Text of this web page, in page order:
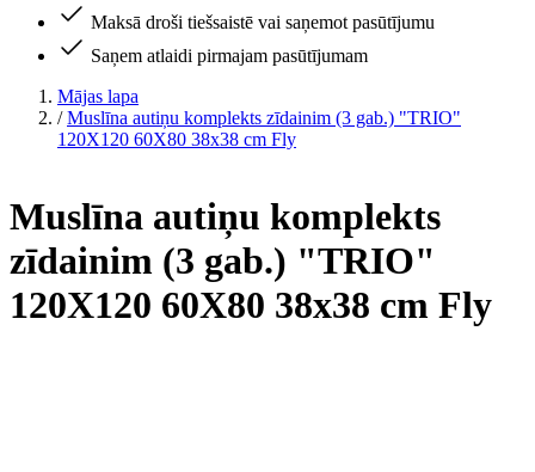
Maksā droši tiešsaistē vai saņemot pasūtījumu
Saņem atlaidi pirmajam pasūtījumam
Mājas lapa
/ Muslīna autiņu komplekts zīdainim (3 gab.) "TRIO"
120X120 60X80 38x38 cm Fly
Muslīna autiņu komplekts
zīdainim (3 gab.) "TRIO"
120X120 60X80 38x38 cm Fly